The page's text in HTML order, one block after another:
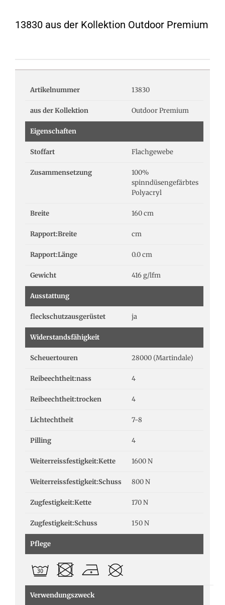
13830 aus der Kollektion Outdoor Premium
Artikelnummer 13830
aus der Kollektion Outdoor Premium
Eigenschaften
Stoffart Flachgewebe
Zusammensetzung
100%
spinndüsengefärbtes
Polyacryl
Breite 160 cm
Rapport:Breite cm
Rapport:Länge 0.0 cm
Gewicht 416 g/lfm
Ausstattung
fleckschutzausgerüstet ja
Widerstandsfähigkeit
Scheuertouren 28000 (Martindale)
Reibeechtheit:nass 4
Reibeechtheit:trocken 4
Lichtechtheit 7-8
Pilling 4
Weiterreissfestigkeit:Kette 1600 N
Weiterreissfestigkeit:Schuss 800 N
Zugfestigkeit:Kette 170 N
Zugfestigkeit:Schuss 150 N
Pflege
Verwendungszweck